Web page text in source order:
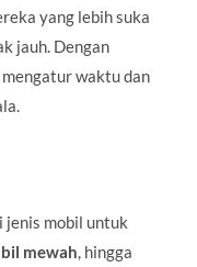
yang lebih suka
jauh. Dengan
waktu dan
mobil untuk
mewah , hingga